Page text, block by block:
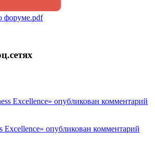
форуме.pdf
Excellence» опубликован комментарий